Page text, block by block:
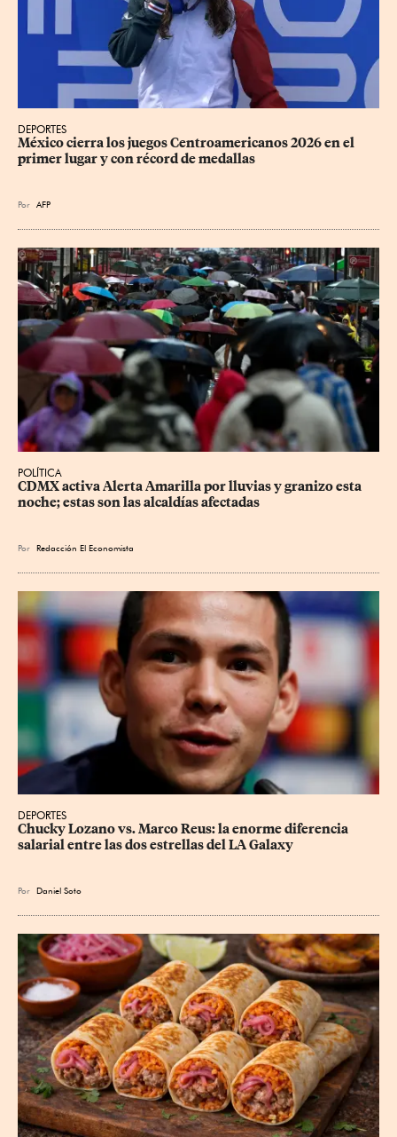
DEPORTES
México cierra los juegos Centroamericanos 2026 en el
primer lugar y con récord de medallas
Por AFP
POLÍTICA
CDMX activa Alerta Amarilla por lluvias y granizo esta
noche; estas son las alcaldías afectadas
Por Redacción El Economista
DEPORTES
Chucky Lozano vs. Marco Reus: la enorme diferencia
salarial entre las dos estrellas del LA Galaxy
Por Daniel Soto